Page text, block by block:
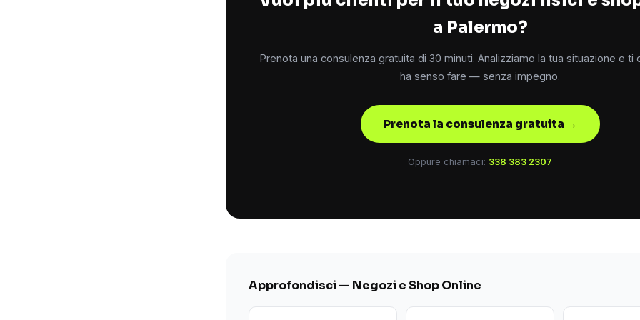
a Palermo?
Prenota una consulenza gratuita di 30 minuti. Analizziamo la tua situazione e ti
ha senso fare — senza impegno.
Prenota la consulenza gratuita →
Oppure chiamaci: 338 383 2307
Approfondisci — Negozi e Shop Online